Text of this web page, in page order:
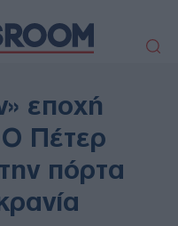
ΑΜΥΝΑ
ΚΥΠΡΟΣ
εποχή
Πέτερ
πόρτα